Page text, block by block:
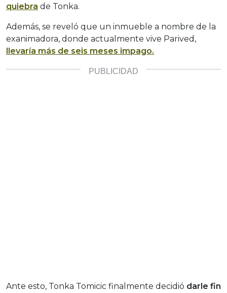
quiebra de Tonka.
Además, se reveló que un inmueble a nombre de la
exanimadora, donde actualmente vive Parived,
llevaría más de seis meses impago.
Ante esto, Tonka Tomicic finalmente decidió darle fin